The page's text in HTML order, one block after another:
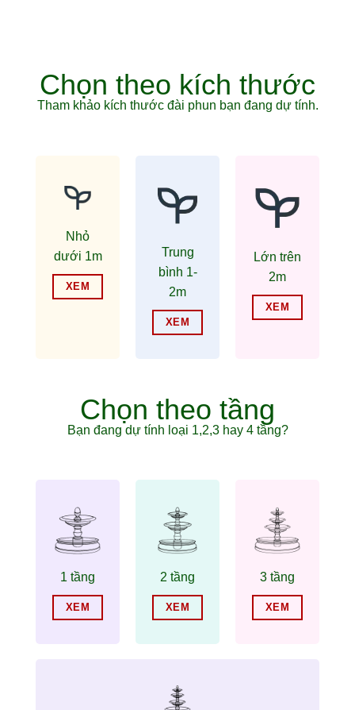
Chọn theo kích thước
Tham khảo kích thước đài phun bạn đang dự tính.
Nhỏ
dưới 1m
XEM
Trung
bình 1-
2m
XEM
Lớn trên
2m
XEM
Chọn theo tầng
Bạn đang dự tính loại 1,2,3 hay 4 tầng?
1 tầng
XEM
2 tầng
XEM
3 tầng
XEM